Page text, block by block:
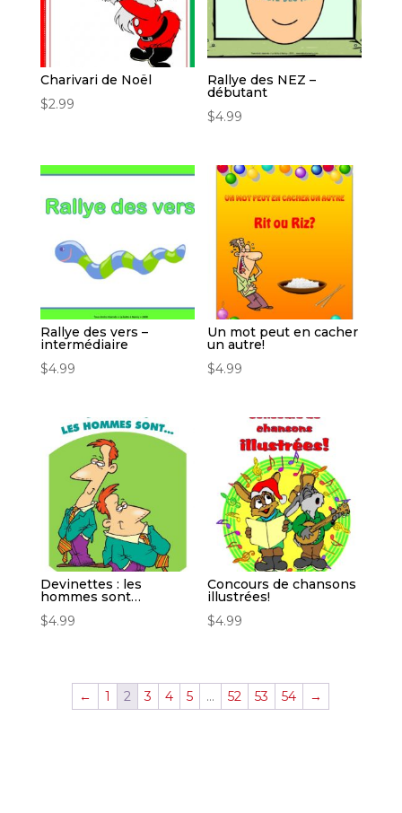
Charivari de Noël
$2.99
Rallye des NEZ –
débutant
$4.99
Rallye des vers –
intermédiaire
$4.99
Un mot peut en cacher
un autre!
$4.99
Devinettes : les
hommes sont…
$4.99
Concours de chansons
illustrées!
$4.99
← 1 2 3 4 5 … 52 53 54 →